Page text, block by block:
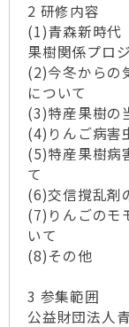
2 研修内容
(1)青森新時代
果樹関係プロ
(2)今冬からの
について
(3)特産果樹の
(4)りんご病害
(5)特産果樹病
て
(6)交信撹乱剤
(7)りんごのモ
いて
(8)その他
3 参集範囲
公益財団法人